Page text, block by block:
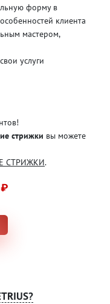
форму в
клиента
мастером,
услуги
стрижки вы можете
СТРИЖКИ.